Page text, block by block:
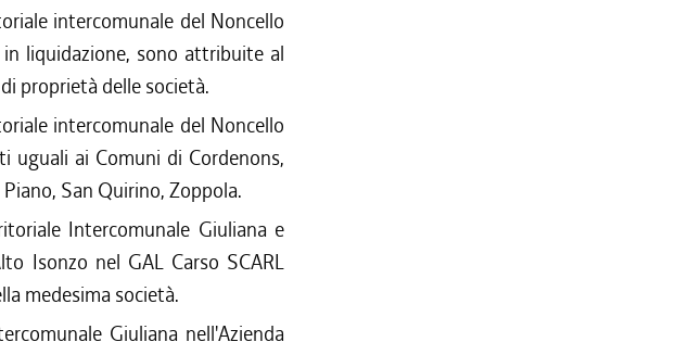
intercomunale del Noncello
liquidazione, sono attribuite al
proprietà delle società.
intercomunale del Noncello
uguali ai Comuni di Cordenons,
San Quirino, Zoppola.
Intercomunale Giuliana e
Isonzo nel GAL Carso SCARL
medesima società.
Giuliana nell'Azienda